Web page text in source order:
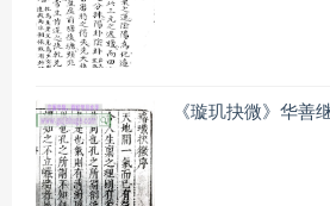
《璇玑抉微》华善